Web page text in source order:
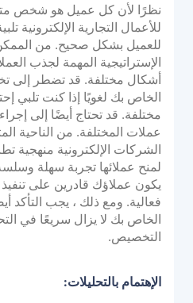
مجموعة خدمات الاستشارات من PayTabs
تكاملات
تكاملات
نظرًا لأن كل عميل هو شخص
للأعمال التجارية الإلكترونية
للعميل بشكل صحيح. من
الإستراتيجية المهمة لجذب
أشكال مختلفة. قد تضطر إلى
الخاص بك لغويًا إذا كنت تلبي
مختلفة. قد تحتاج أيضًا إلى
عملات المختلفة. من الناحية
الشركات الإلكترونية منهجية
لمنح عملائها تجربة سهلة
يكون عملاؤك قادرين على
فعالية. ومع ذلك ، يجب التأكد
الخاص بك لا يزال سريعًا في
التخصيص.
الإهتمام بالتحليلات: